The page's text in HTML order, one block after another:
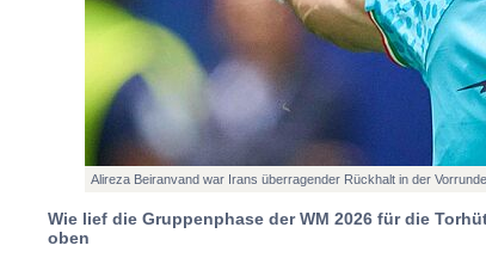
Alireza Beiranvand war Irans überragender Rückhalt in der
Wie lief die Gruppenphase der WM 2026 für die
oben